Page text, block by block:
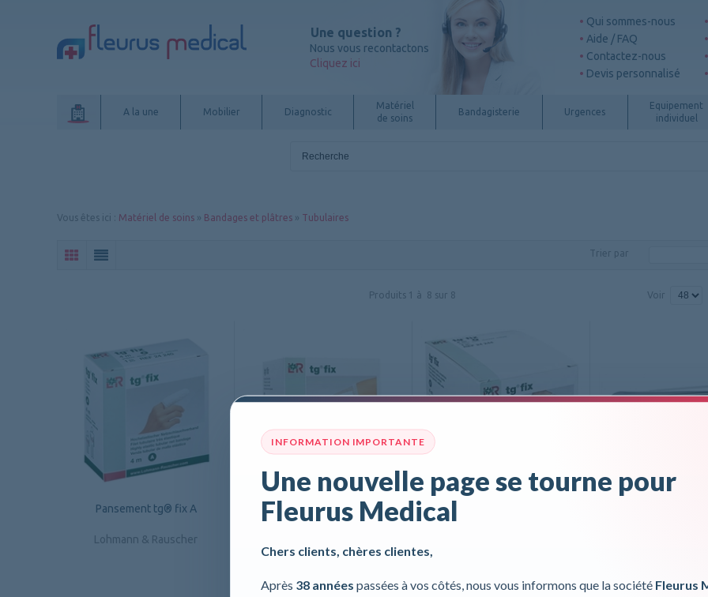
INFORMATION IMPORTANTE
Une nouvelle page se tourne pour
Fleurus Medical
Chers clients, chères clientes,
Après 38 années passées à vos côtés, nous vous informons que la société Fleurus
Une question ?
Nous vous recontactons
Cliquez ici
Qui sommes-nous
Aide / FAQ
Contactez-nous
Devis personnalisé
A la une Mobilier Diagnostic
Matériel
de soins
Bandagisterie Urgences
Equipement
individuel
Vous êtes ici Matériel de soins » Bandages et plâtres » Tubulaires
Trier par
Produits 1 à 8 sur 8 Voir
Pansement tg® fix A
Lohmann & Rauscher
Pansement tg® fix D